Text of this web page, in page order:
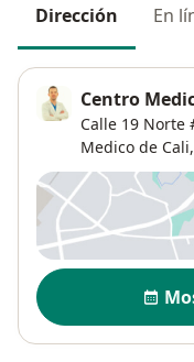
Dirección En
Centro
Calle 19 Norte
Medico de Cali,
Disponibilidad